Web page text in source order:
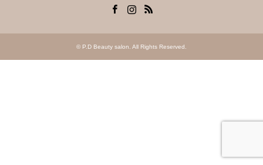
© P.D Beauty salon . All Rights Reserved.